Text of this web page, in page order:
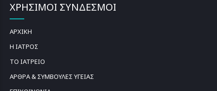
ΧΡΗΣΙΜΟΙ ΣΥΝΔΕΣΜΟΙ
ΑΡΧΙΚΗ
Η ΙΑΤΡΟΣ
ΤΟ ΙΑΤΡΕΙΟ
ΑΡΘΡΑ & ΣΥΜΒΟΥΛΕΣ ΥΓΕΙΑΣ